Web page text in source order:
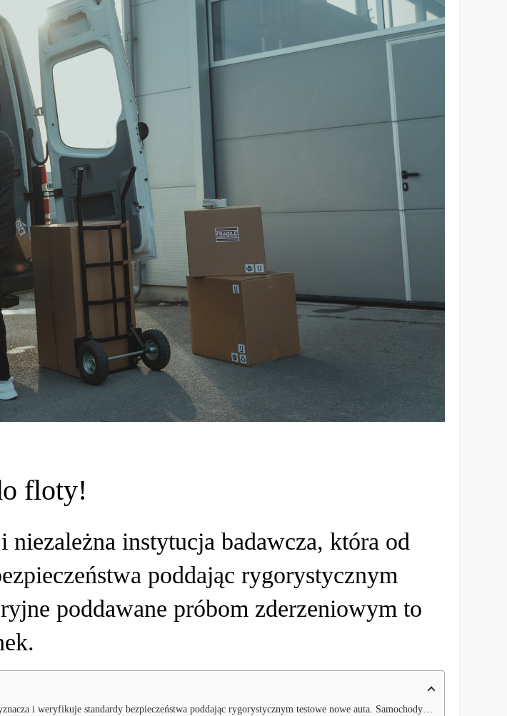
floty!
instytucja badawcza, która od
poddając rygorystycznym
poddawane próbom zderzeniowym to
rygorystycznym testowe nowe auta. Samochody laboratoryjne poddawane próbom zderzeniowym to produkty, które trafiają na europejski rynek.